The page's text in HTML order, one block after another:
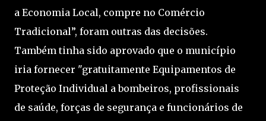
a Economia Local, compre no Comércio
Tradicional”, foram outras das decisões.
Também tinha sido aprovado que o município
iria fornecer "gratuitamente Equipamentos de
Proteção Individual a bombeiros, profissionais
de saúde, forças de segurança e funcionários de